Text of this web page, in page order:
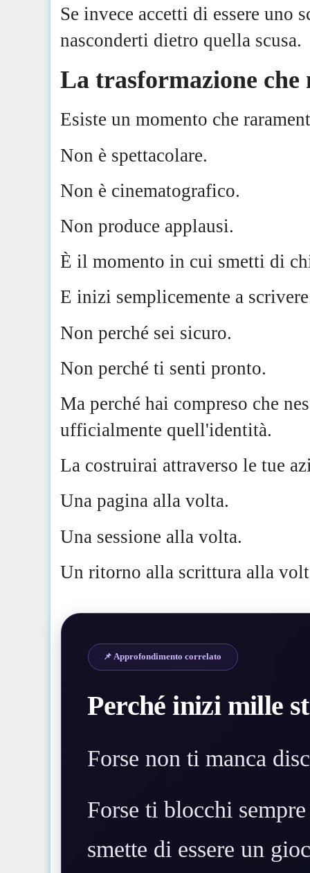
Se invece accetti di essere uno
nasconderti dietro quella scusa.
La trasformazione che
Esiste un momento che
Non è spettacolare.
Non è cinematografico.
Non produce applausi.
È il momento in cui smetti di
E inizi semplicemente a
Non perché sei sicuro.
Non perché ti senti pronto.
Ma perché hai compreso che
ufficialmente quell'identità.
La costruirai attraverso le tue
Una pagina alla volta.
Una sessione alla volta.
Un ritorno alla scrittura alla
📌 Approfondimento correlato
Perché inizi mille
Forse non ti manca
Forse ti blocchi
smette di essere un